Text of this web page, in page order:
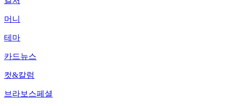
머니
테마
카드뉴스
컷&칼럼
브라보스페셜